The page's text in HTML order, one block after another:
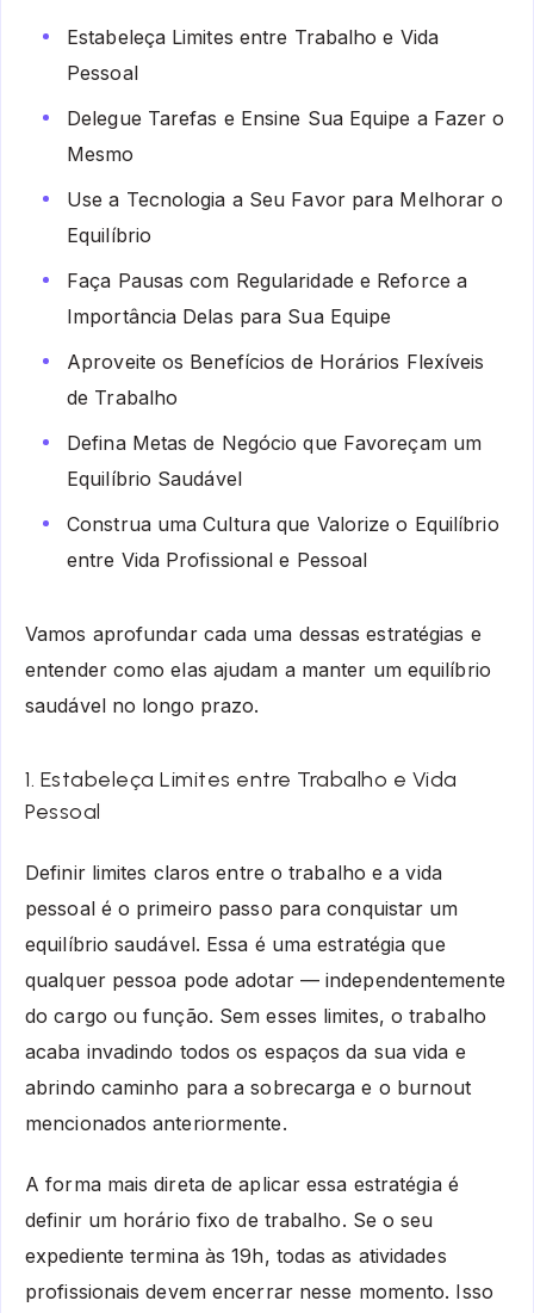
Estabeleça Limites entre Trabalho e Vida
Pessoal
Delegue Tarefas e Ensine Sua Equipe a Fazer o
Mesmo
Use a Tecnologia a Seu Favor para Melhorar o
Equilíbrio
Faça Pausas com Regularidade e Reforce a
Importância Delas para Sua Equipe
Aproveite os Benefícios de Horários Flexíveis
de Trabalho
Defina Metas de Negócio que Favoreçam um
Equilíbrio Saudável
Construa uma Cultura que Valorize o Equilíbrio
entre Vida Profissional e Pessoal
Vamos aprofundar cada uma dessas estratégias e
entender como elas ajudam a manter um equilíbrio
saudável no longo prazo.
1. Estabeleça Limites entre Trabalho e Vida
Pessoal
Definir limites claros entre o trabalho e a vida
pessoal é o primeiro passo para conquistar um
equilíbrio saudável. Essa é uma estratégia que
qualquer pessoa pode adotar — independentemente
do cargo ou função. Sem esses limites, o trabalho
acaba invadindo todos os espaços da sua vida e
abrindo caminho para a sobrecarga e o burnout
mencionados anteriormente.
A forma mais direta de aplicar essa estratégia é
definir um horário fixo de trabalho. Se o seu
expediente termina às 19h, todas as atividades
profissionais devem encerrar nesse momento. Isso